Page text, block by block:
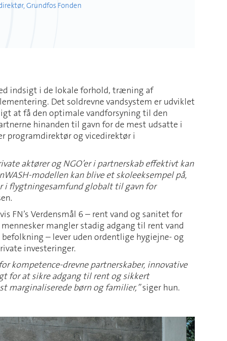
Grundfos Fonden
indsigt i de lokale forhold, træning af
Det soldrevne vandsystem er udviklet
at få den optimale vandforsyning til den
hinanden til gavn for de mest udsatte i
programdirektør og vicedirektør i
aktører og NGO’er i partnerskab effektivt kan
modellen kan blive et skoleeksempel på,
i flygtningesamfund globalt til gavn for
FN’s Verdensmål 6 – rent vand og sanitet for
mangler stadig adgang til rent vand
– lever uden ordentlige hygiejne- og
investeringer.
kompetence-drevne partnerskaber, innovative
for at sikre adgang til rent og sikkert
marginaliserede børn og familier,”siger hun.